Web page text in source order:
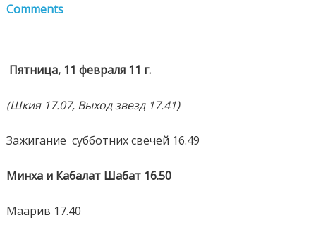
Comments
Пятница, 11 февраля 11 г.
(Шкия 17.07, Выход звезд 17.41)
Зажигание субботних свечей 16.49
Минха и Кабалат Шабат 16.50
Маарив 17.40